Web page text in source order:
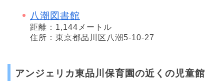
八潮図書館
距離：1,144メートル
住所：東京都品川区八潮5-10-27
アンジェリカ東品川保育園の近くの児童館